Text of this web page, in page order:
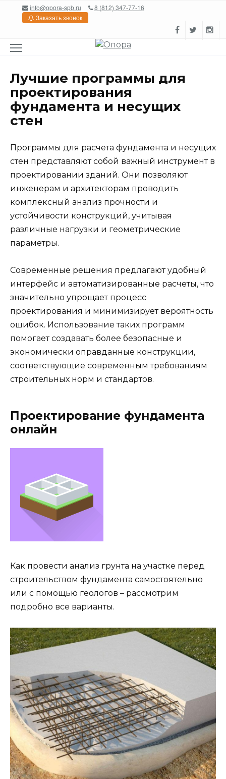
Перейтиinfo@opora-spb.ru
8 (812) 347-77-16
Заказать звонок
Лучшие программы для
проектирования
фундамента и несущих
стен
Программы для расчета фундамента и несущих
стен представляют собой важный инструмент в
проектировании зданий. Они позволяют
инженерам и архитекторам проводить
комплексный анализ прочности и
устойчивости конструкций, учитывая
различные нагрузки и геометрические
параметры.
Современные решения предлагают удобный
интерфейс и автоматизированные расчеты, что
значительно упрощает процесс
проектирования и минимизирует вероятность
ошибок. Использование таких программ
помогает создавать более безопасные и
экономически оправданные конструкции,
соответствующие современным требованиям
строительных норм и стандартов.
Проектирование фундамента
онлайн
Как провести анализ грунта на участке перед
строительством фундамента самостоятельно
или с помощью геологов – рассмотрим
подробно все варианты.